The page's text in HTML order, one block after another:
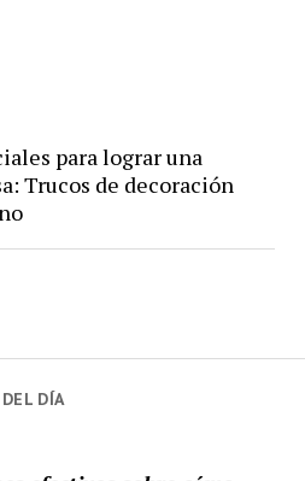
DÍA
para lograr una
Trucos de decoración